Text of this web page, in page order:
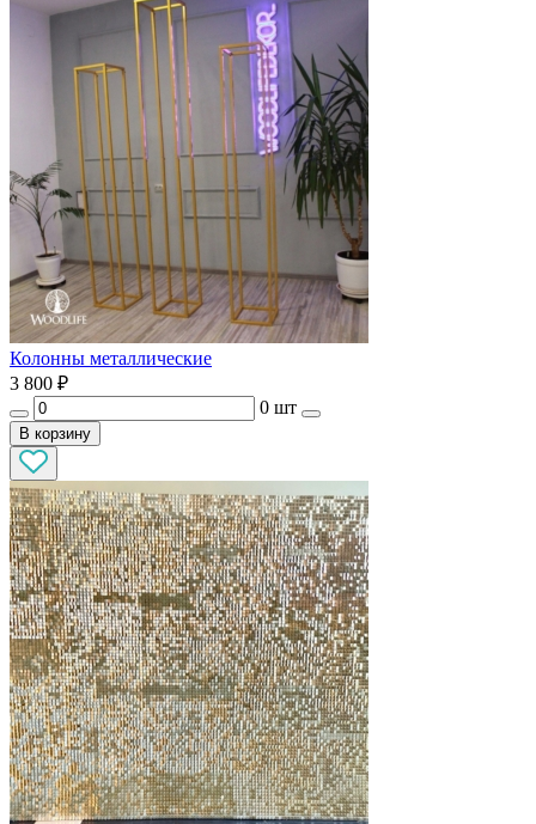
Колонны металлические
3 800 ₽
0 шт
В корзину